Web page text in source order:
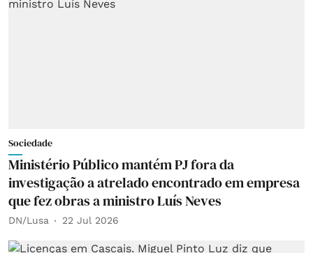
Sociedade
Ministério Público mantém PJ fora da
investigação a atrelado encontrado em empresa
que fez obras a ministro Luís Neves
DN/Lusa 22 Jul 2026